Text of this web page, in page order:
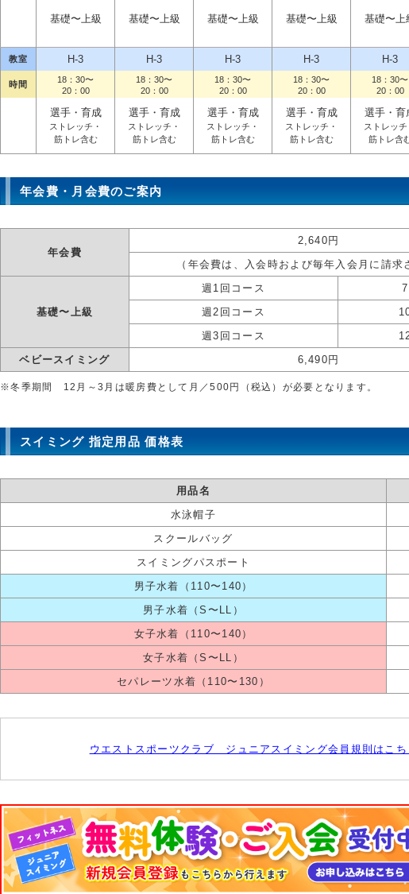
基礎〜上級 基礎〜上級 基礎〜上級 基礎〜上級 基礎〜上
教室 H-3 H-3 H-3 H-3 H-3
時間
18：30〜
20：00
18：30〜
20：00
18：30〜
20：00
18：30〜
20：00
18：30〜
20：00
選手・育成
ストレッチ・
筋トレ含む
選手・育成
ストレッチ・
筋トレ含む
選手・育成
ストレッチ・
筋トレ含む
選手・育成
ストレッチ・
筋トレ含む
選手・育
ストレッチ
筋トレ含
年会費・月会費のご案内
年会費
2,640円
（年会費は、入会時および毎年入会月に請求
基礎〜上級
週1回コース
週2回コース
週3回コース
ベビースイミング
6,490円
※冬季期間 12月～3月は暖房費として月／500円（税込）が必要となります。
スイミング 指定用品 価格表
用品名
水泳帽子
スクールバッグ
スイミングパスポート
男子水着（110〜140）
男子水着（S〜LL）
女子水着（110〜140）
女子水着（S〜LL）
セパレーツ水着（110〜130）
ウエストスポーツクラブ ジュニアスイミング会員規則はこち